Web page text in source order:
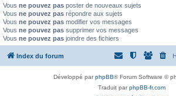
Vous ne pouvez pas poster de nouveaux sujets
Vous ne pouvez pas répondre aux sujets
Vous ne pouvez pas modifier vos messages
Vous ne pouvez pas supprimer vos messages
Vous ne pouvez pas joindre des fichiers
Index du forum
Développé parphpBB® Forum Software ©
Traduit parphpBB-fr.com